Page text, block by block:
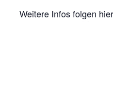
Weitere Infos folgen